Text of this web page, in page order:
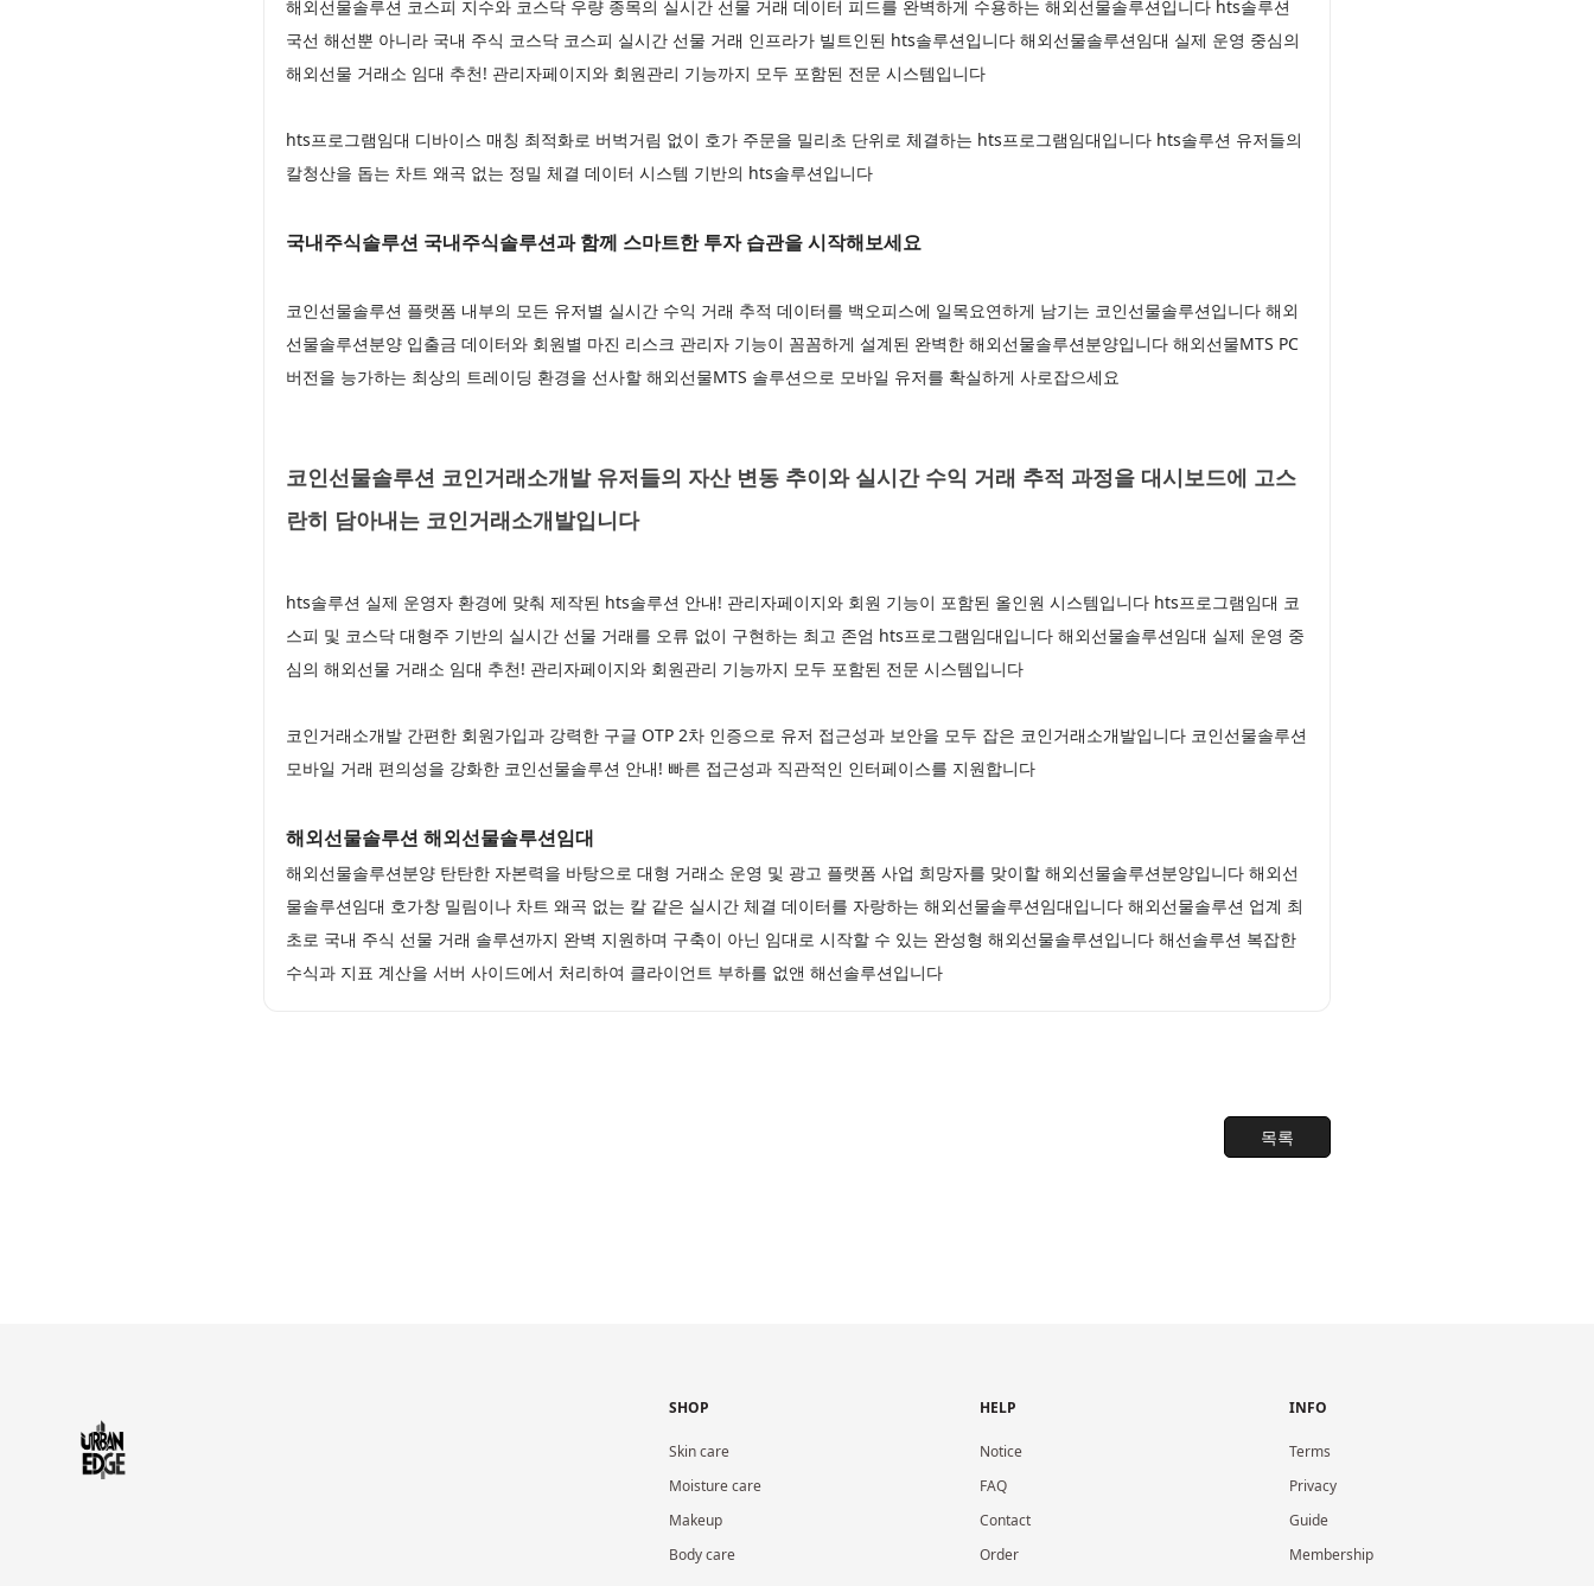
해외선물솔루션 코스피 지수와 코스닥 우량 종목의 실시간 선물 거래 데이터 피드를 완벽하게 수용하는 해외선물솔루션입니다 hts솔루션
국선 해선뿐 아니라 국내 주식 코스닥 코스피 실시간 선물 거래 인프라가 빌트인된 hts솔루션입니다 해외선물솔루션임대 실제 운영 중심의
해외선물 거래소 임대 추천! 관리자페이지와 회원관리 기능까지 모두 포함된 전문 시스템입니다
hts프로그램임대 디바이스 매칭 최적화로 버벅거림 없이 호가 주문을 밀리초 단위로 체결하는 hts프로그램임대입니다 hts솔루션 유저들의
칼청산을 돕는 차트 왜곡 없는 정밀 체결 데이터 시스템 기반의 hts솔루션입니다
국내주식솔루션 국내주식솔루션과 함께 스마트한 투자 습관을 시작해보세요
코인선물솔루션 플랫폼 내부의 모든 유저별 실시간 수익 거래 추적 데이터를 백오피스에 일목요연하게 남기는 코인선물솔루션입니다 해외
선물솔루션분양 입출금 데이터와 회원별 마진 리스크 관리자 기능이 꼼꼼하게 설계된 완벽한 해외선물솔루션분양입니다 해외선물MTS PC
버전을 능가하는 최상의 트레이딩 환경을 선사할 해외선물MTS 솔루션으로 모바일 유저를 확실하게 사로잡으세요
코인선물솔루션 코인거래소개발 유저들의 자산 변동 추이와 실시간 수익 거래 추적 과정을 대시보드에 고스
란히 담아내는 코인거래소개발입니다
hts솔루션 실제 운영자 환경에 맞춰 제작된 hts솔루션 안내! 관리자페이지와 회원 기능이 포함된 올인원 시스템입니다 hts프로그램임대 코
스피 및 코스닥 대형주 기반의 실시간 선물 거래를 오류 없이 구현하는 최고 존엄 hts프로그램임대입니다 해외선물솔루션임대 실제 운영 중
심의 해외선물 거래소 임대 추천! 관리자페이지와 회원관리 기능까지 모두 포함된 전문 시스템입니다
코인거래소개발 간편한 회원가입과 강력한 구글 OTP 2차 인증으로 유저 접근성과 보안을 모두 잡은 코인거래소개발입니다 코인선물솔루션
모바일 거래 편의성을 강화한 코인선물솔루션 안내! 빠른 접근성과 직관적인 인터페이스를 지원합니다
해외선물솔루션 해외선물솔루션임대
해외선물솔루션분양 탄탄한 자본력을 바탕으로 대형 거래소 운영 및 광고 플랫폼 사업 희망자를 맞이할 해외선물솔루션분양입니다 해외선
물솔루션임대 호가창 밀림이나 차트 왜곡 없는 칼 같은 실시간 체결 데이터를 자랑하는 해외선물솔루션임대입니다 해외선물솔루션 업계 최
초로 국내 주식 선물 거래 솔루션까지 완벽 지원하며 구축이 아닌 임대로 시작할 수 있는 완성형 해외선물솔루션입니다 해선솔루션 복잡한
수식과 지표 계산을 서버 사이드에서 처리하여 클라이언트 부하를 없앤 해선솔루션입니다
목록
SHOP
Skin care
Moisture care
Makeup
Body care
HELP
Notice
FAQ
Contact
Order
INFO
Terms
Privacy
Guide
Membership